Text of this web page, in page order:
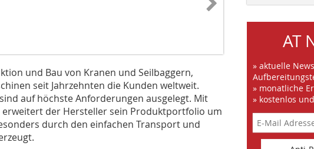
und Bau von Kranen und Seilbaggern,
seit Jahrzehnten die Kunden weltweit.
auf höchste Anforderungen ausgelegt. Mit
erweitert der Hersteller sein Produktportfolio um
durch den einfachen Transport und
AT
» aktuelle
» monatliche
» kostenlos